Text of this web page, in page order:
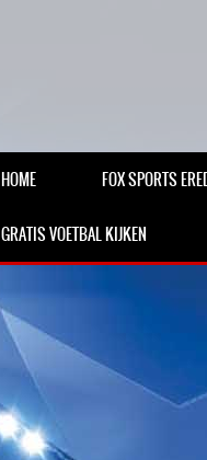
HOME FOX SPORTS
GRATIS VOETBAL KIJKEN